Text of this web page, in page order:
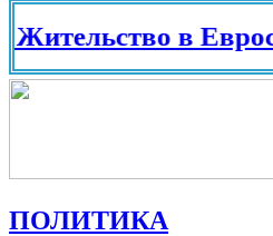
в Евросоюзе
ПОЛИТИКА